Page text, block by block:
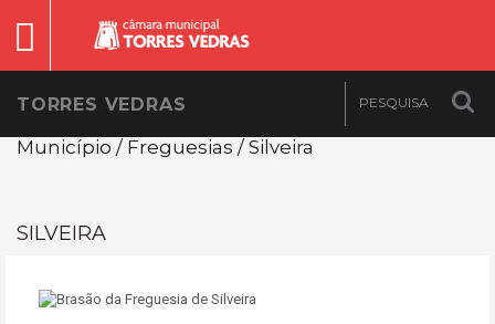
TORRES VEDRAS
Município / Freguesias / Silveira
SILVEIRA